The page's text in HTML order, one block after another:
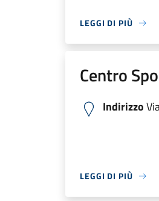
LEGGI DI PIÙ
Centro
Indirizzo
LEGGI DI PIÙ